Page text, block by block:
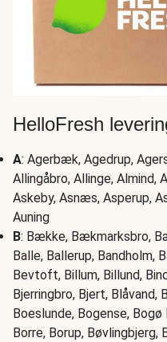
HelloFresh
A: Agerbæk, Agedrup,
Allingåbro, Allinge, Almind,
Askeby, Asnæs, Asperup,
Auning
B: Bække, Bækmarksbro,
Balle, Ballerup, Bandholm,
Bevtoft, Billum, Billund,
Bjerringbro, Bjert, Blåvand,
Boeslunde, Bogense, Bogø
Borre, Borup, Bøvlingbjerg,